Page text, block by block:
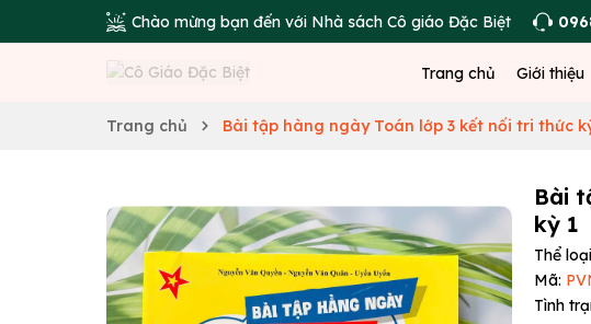
Chào mừng bạn đến với Nhà sách Cô giáo Đặc Biệt
Trang chủ Giới thiệu
Trang chủ Bài tập hàng ngày Toán lớp 3 kết nối tri thức
Bài
kỳ 1
Thể
Mã:
Tình